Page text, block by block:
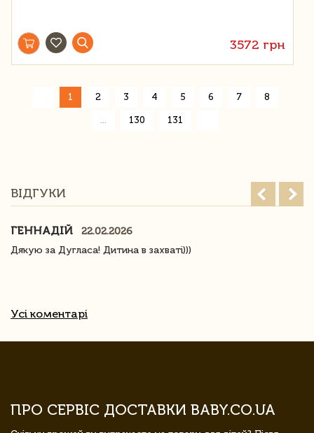
3572 грн
1 2 3 4 5 6 7 8
130 131
ВІДГУКИ
ГЕННАДІЙ
22.02.2026
Дякую за Дугласа! Дитина в захваті)))
Усі коментарі
ПРО СЕРВІС ДОСТАВКИ BABY.CO.UA